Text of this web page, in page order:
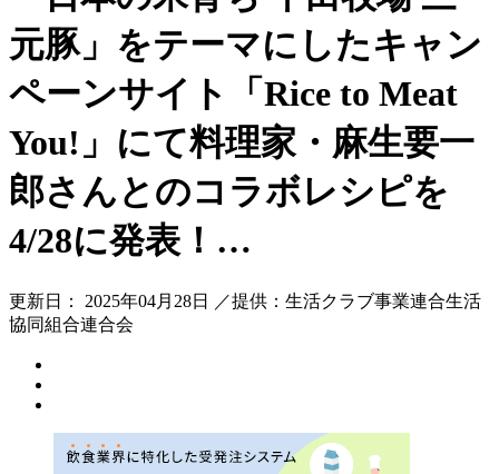
元豚」をテーマにしたキャン
ペーンサイト「Rice to Meat
You!」にて料理家・麻生要一
郎さんとのコラボレシピを
4/28に発表！…
更新日： 2025年04月28日 ／提供：生活クラブ事業連合生活
協同組合連合会